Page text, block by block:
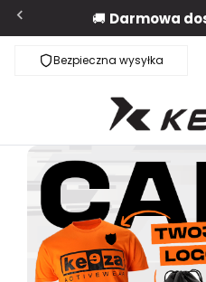
🚚 Darmowa
Bezpieczna wysyłka